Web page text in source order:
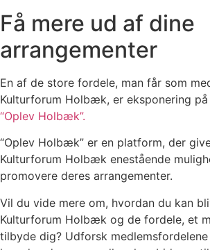
Få mere ud af dine
arrangementer
En af de store fordele, man får som
Kulturforum Holbæk, er eksponering
“Oplev Holbæk”.
“Oplev Holbæk” er en platform, der
Kulturforum Holbæk enestående
promovere deres arrangementer.
Vil du vide mere om, hvordan du kan
Kulturforum Holbæk og de fordele, et
tilbyde dig? Udforsk